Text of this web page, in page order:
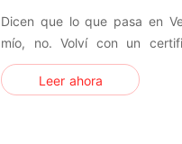
Dicen que lo que pasa en
mío, no. Volví con un certificado de matrimonio con el
nombre de un
que el amor de mis
Leer ahora